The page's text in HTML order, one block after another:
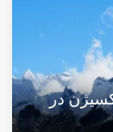
اکسیژن در